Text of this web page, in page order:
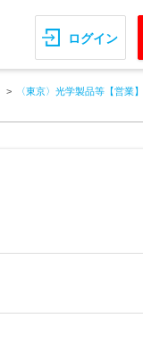
ログイン
〈東京〉光学製品等【営業